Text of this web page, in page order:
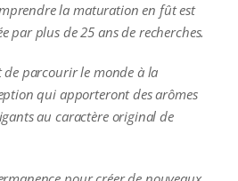
la maturation en fût est
par plus de 25 ans de recherches.
de parcourir le monde à la
qui apporteront des arômes
au caractère original de